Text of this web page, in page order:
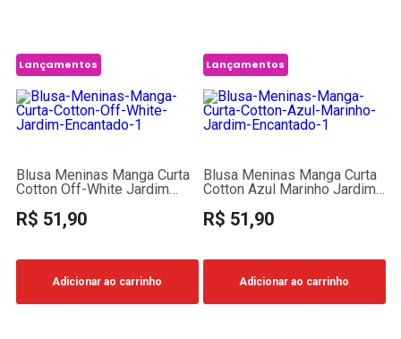
Lançamentos
Blusa Meninas Manga Curta
Cotton Off-White Jardim
R$ 51,90
Adicionar ao carrinho
Lançamentos
Blusa Meninas Manga Curta
Cotton Azul Marinho Jardim
R$ 51,90
Adicionar ao carrinho